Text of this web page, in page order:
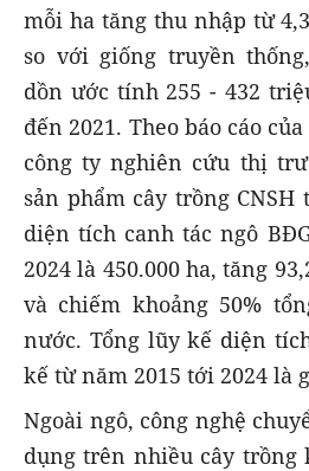
mỗi ha tăng thu nhập từ
so với giống truyền
dồn ước tính 255 - 432
đến 2021. Theo báo cáo
công ty nghiên cứu thị
sản phẩm cây trồng
diện tích canh tác ngô
2024 là 450.000 ha, tăng
và chiếm khoảng 50%
nước. Tổng lũy kế diện
kế từ năm 2015 tới 2024 là
Ngoài ngô, công nghệ
dụng trên nhiều cây trồng